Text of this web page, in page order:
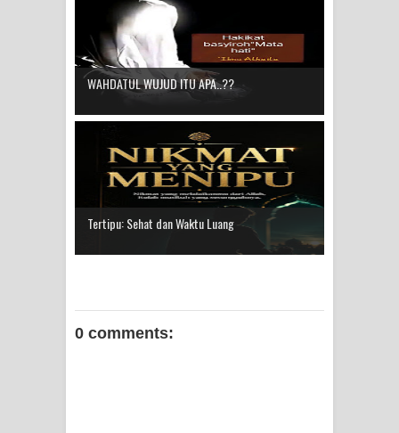
WAHDATUL WUJUD ITU APA..??
Tertipu: Sehat dan Waktu Luang
0 comments: